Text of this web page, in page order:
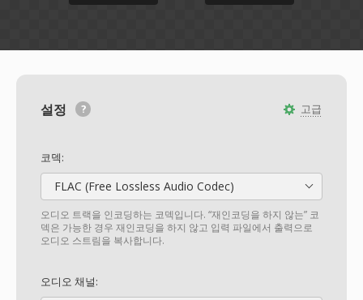
고급
설정
코덱:
FLAC (Free Lossless Audio Codec)
오디오 트랙을 인코딩하는 코덱입니다. “재인코딩을 하지 않는” 코
덱은 가능한 경우 재인코딩을 하지 않고 입력 파일에서 출력으로
오디오 스트림을 복사합니다.
오디오 채널: